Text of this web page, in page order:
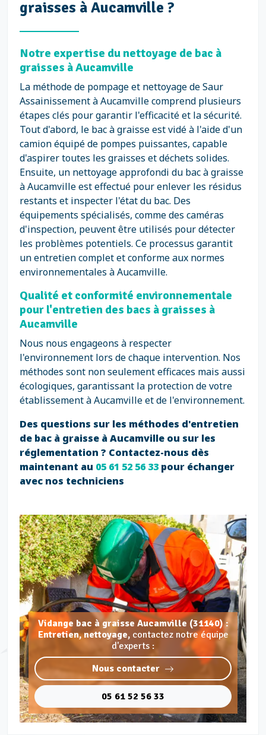
graisses à Aucamville ?
Notre expertise du nettoyage de bac à
graisses à Aucamville
La méthode de pompage et nettoyage de Saur
Assainissement à Aucamville comprend plusieurs
étapes clés pour garantir l'efficacité et la sécurité.
Tout d'abord, le bac à graisse est vidé à l'aide d'un
camion équipé de pompes puissantes, capable
d'aspirer toutes les graisses et déchets solides.
Ensuite, un nettoyage approfondi du bac à graisse
à Aucamville est effectué pour enlever les résidus
restants et inspecter l'état du bac. Des
équipements spécialisés, comme des caméras
d'inspection, peuvent être utilisés pour détecter
les problèmes potentiels. Ce processus garantit
un entretien complet et conforme aux normes
environnementales à Aucamville.
Qualité et conformité environnementale
pour l'entretien des bacs à graisses à
Aucamville
Nous nous engageons à respecter
l'environnement lors de chaque intervention. Nos
méthodes sont non seulement efficaces mais aussi
écologiques, garantissant la protection de votre
établissement à Aucamville et de l'environnement.
Des questions sur les méthodes d'entretien
de bac à graisse à Aucamville ou sur les
réglementation ? Contactez-nous dès
maintenant au 05 61 52 56 33 pour échanger
avec nos techniciens
Vidange bac à graisse Aucamville (31140) :
Entretien, nettoyage, contactez notre équipe
d'experts :
Nous contacter
05 61 52 56 33